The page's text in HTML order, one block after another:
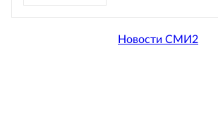
Новости СМИ2